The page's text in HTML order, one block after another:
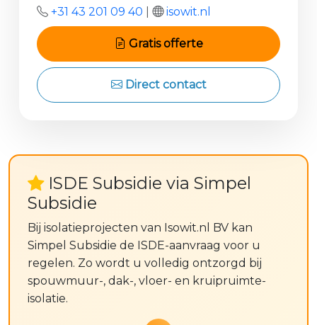
+31 43 201 09 40
isowit.nl
Gratis offerte
Direct contact
ISDE Subsidie via Simpel
Subsidie
Bij isolatieprojecten van Isowit.nl BV kan
Simpel Subsidie de ISDE-aanvraag voor u
regelen. Zo wordt u volledig ontzorgd bij
spouwmuur-, dak-, vloer- en kruipruimte-
isolatie.